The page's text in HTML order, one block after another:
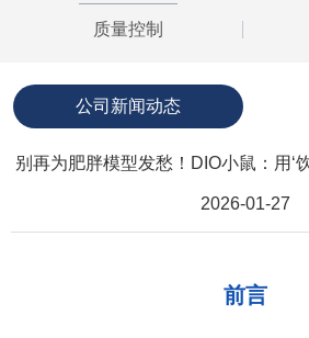
质量控制
公司新闻动态
别再为肥胖模型发愁！DIO小鼠：用‘
2026-01-27
前言